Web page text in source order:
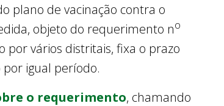
plano de vacinação contra o
objeto do requerimento no
por vários distritais, fixa o prazo
igual período.
o requerimento, chamando